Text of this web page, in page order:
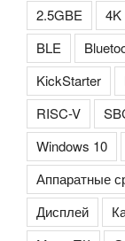
2.5GBE 4K
BLE
KickStarter
RISC-V
Windows 10
Аппаратные
Дисплей